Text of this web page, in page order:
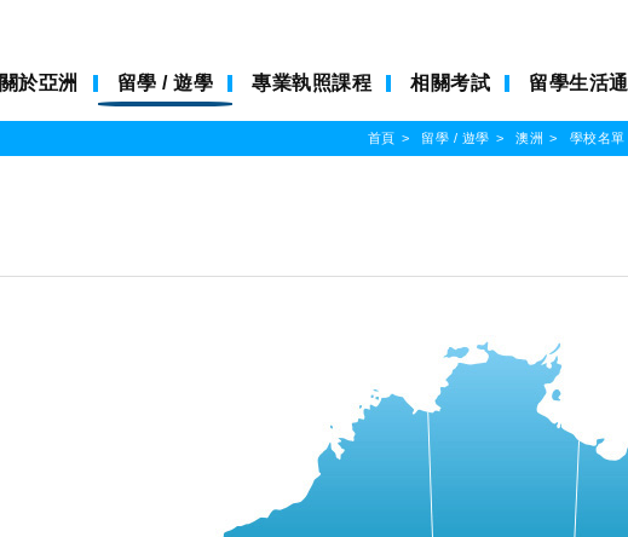
關於亞洲 留學 / 遊學 專業執照課程 相關考試 留學生活通
首頁 留學 / 遊學 澳洲 學校名單